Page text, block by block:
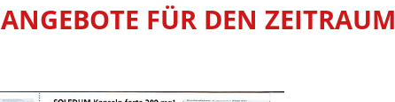
ANGEBOTE FÜR DEN ZEITRAUM